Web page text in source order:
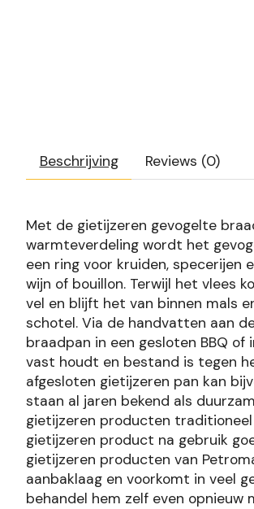
Beschrijving Reviews (0)
Met de gietijzeren gevogelte
warmteverdeling wordt het
een ring voor kruiden, specerijen
wijn of bouillon. Terwijl het vlees
vel en blijft het van binnen mals
schotel. Via de handvatten aan
braadpan in een gesloten BBQ
vast houdt en bestand is tegen
afgesloten gietijzeren pan kan
staan al jaren bekend als
gietijzeren producten
gietijzeren product na gebruik
gietijzeren producten van
aanbaklaag en voorkomt in veel
behandel hem zelf even opnieuw